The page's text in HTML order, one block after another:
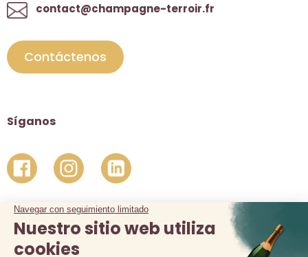
contact@champagne-terroir.fr
Contáctenos
Síganos